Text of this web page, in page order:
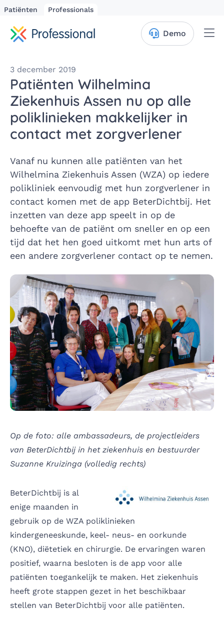
Patiënten Professionals
Demo
3 december 2019
Patiënten Wilhelmina
Ziekenhuis Assen nu op alle
poliklinieken makkelijker in
contact met zorgverlener
Vanaf nu kunnen alle patiënten van het
Wilhelmina Ziekenhuis Assen (WZA) op iedere
polikliniek eenvoudig met hun zorgverlener in
contact komen met de app BeterDichtbij. Het
inzetten van deze app speelt in op de
behoefte van de patiënt om sneller en op een
tijd dat het hen goed uitkomt met hun arts of
een andere zorgverlener contact op te nemen.
Op de foto: alle ambassadeurs, de projectleiders
van BeterDichtbij in het ziekenhuis en bestuurder
Suzanne Kruizinga (volledig rechts)
BeterDichtbij is al
enige maanden in
gebruik op de WZA poliklinieken
kindergeneeskunde, keel- neus- en oorkunde
(KNO), diëtetiek en chirurgie. De ervaringen waren
positief, waarna besloten is de app voor alle
patiënten toegankelijk te maken. Het ziekenhuis
heeft grote stappen gezet in het beschikbaar
stellen van BeterDichtbij voor alle patiënten.